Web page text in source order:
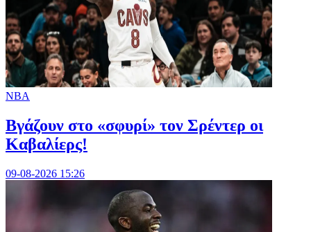
NBA
Bγάζουν στο «σφυρί» τον Σρέντερ οι
Καβαλίερς!
09-08-2026 15:26